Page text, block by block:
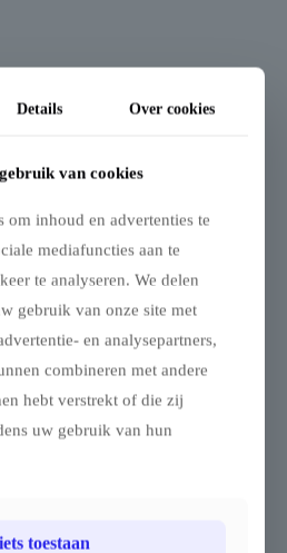
Flexxum
Beschermhoes
aluminium frame –
4 x 6m
Beschermhoes – aluminium
vouwtent 4 x 6 m (zwart)
Met deze beschermhoes
De hoes is vervaardigd uit
Details Over cookies
van cookies
om inhoud en advertenties te
mediafuncties aan te
te analyseren. We delen
gebruik van onze site met
en analysepartners,
combineren met andere
hebt verstrekt of die zij
uw gebruik van hun
toestaan